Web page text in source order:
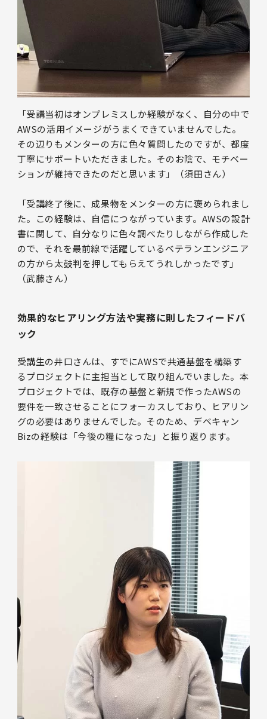
「受講当初はオンプレミスしか経験がなく、自分の中で
AWSの活用イメージがうまくできていませんでした。
その辺りもメンターの方に色々質問したのですが、都度
丁寧にサポートいただきました。そのお陰で、モチベー
ションが維持できたのだと思います」（須田さん）
「受講終了後に、成果物をメンターの方に褒められまし
た。この経験は、自信につながっています。AWSの設計
書に関して、自分なりに色々調べたりしながら作成した
ので、それを最前線で活躍しているベテランエンジニア
の方から太鼓判を押してもらえてうれしかったです」
（武藤さん）
効果的なヒアリング方法や実務に則したフィードバ
ック
受講生の井口さんは、すでにAWSで共通基盤を構築す
るプロジェクトに主担当として取り組んでいました。本
プロジェクトでは、既存の基盤と新規で作ったAWSの
要件を一致させることにフォーカスしており、ヒアリン
グの必要はありませんでした。そのため、デベキャン
Bizの経験は「今後の糧になった」と振り返ります。